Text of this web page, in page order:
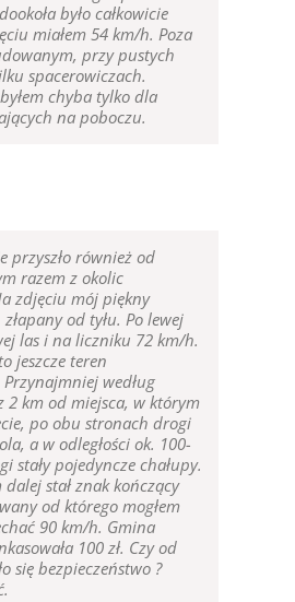
było całkowicie
miałem 54 km/h. Poza
przy pustych
spacerowiczach.
chyba tylko dla
na poboczu.
przyszło również od
razem z okolic
zdjęciu mój piękny
od tyłu. Po lewej
las i na liczniku 72 km/h.
jeszcze teren
według
2 km od miejsca, w którym
po obu stronach drogi
a w odległości ok. 100-
stały pojedyncze chałupy.
dalej stał znak kończący
od którego mogłem
90 km/h. Gmina
100 zł. Czy od
się bezpieczeństwo ?